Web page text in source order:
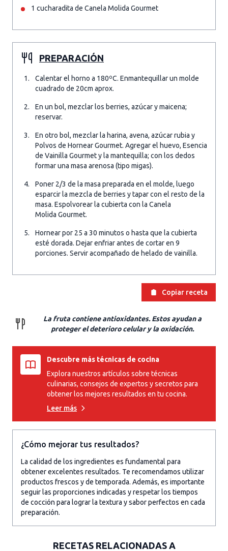
1 cucharadita de Canela Molida Gourmet
PREPARACIÓN
Calentar el horno a 180ºC. Enmantequillar un molde
cuadrado de 20cm aprox.
En un bol, mezclar los berries, azúcar y maicena;
reservar.
En otro bol, mezclar la harina, avena, azúcar rubia y
Polvos de Hornear Gourmet. Agregar el huevo, Esencia
de Vainilla Gourmet y la mantequilla; con los dedos
formar una masa arenosa (tipo migas).
Poner 2/3 de la masa preparada en el molde, luego
esparcir la mezcla de berries y tapar con el resto de la
masa. Espolvorear la cubierta con la Canela
Molida Gourmet.
Hornear por 25 a 30 minutos o hasta que la cubierta
esté dorada. Dejar enfriar antes de cortar en 9
porciones. Servir acompañado de helado de vainilla.
Copiar receta
La fruta contiene antioxidantes. Estos ayudan a
proteger el deterioro celular y la oxidación.
Descubre más técnicas de cocina
Explora nuestros artículos sobre técnicas
culinarias, consejos de expertos y secretos para
obtener los mejores resultados en tu cocina.
Leer más
¿Cómo mejorar tus resultados?
La calidad de los ingredientes es fundamental para
obtener excelentes resultados. Te recomendamos utilizar
productos frescos y de temporada. Además, es importante
seguir las proporciones indicadas y respetar los tiempos
de cocción para lograr la textura y sabor perfectos en cada
preparación.
RECETAS RELACIONADAS A